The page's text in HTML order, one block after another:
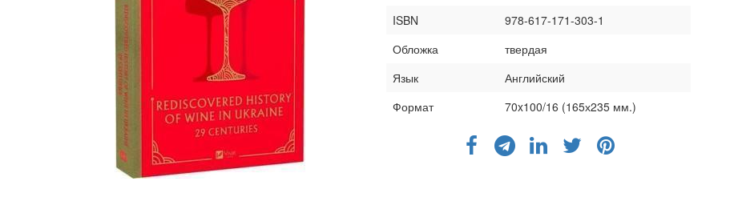
ISBN
978-617-171-303-1
Обложка
твердая
Язык
Английский
Формат
70x100/16 (165х235 мм.)